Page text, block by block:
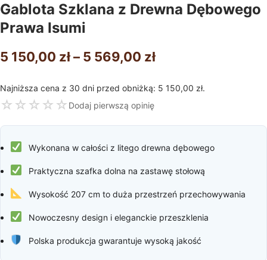
Gablota Szklana z Drewna Dębowego
Prawa Isumi
5 150,00 zł– 5 569,00 złZakres
569,00 zł
Najniższa cena z 30 dni przed obniżką: 5 150,00 zł.
☆ ☆ ☆ ☆ ☆ Dodaj pierwszą opinię
Wykonana w całości z litego drewna dębowego
Praktyczna szafka dolna na zastawę stołową
Wysokość 207 cm to duża przestrzeń przechowywania
Nowoczesny design i eleganckie przeszklenia
Polska produkcja gwarantuje wysoką jakość